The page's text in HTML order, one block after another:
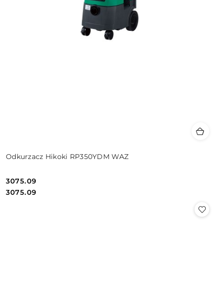
Odkurzacz Hikoki RP350YDM WAZ
Cena:
3075.09
Cena:
3075.09